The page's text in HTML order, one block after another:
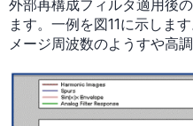
外部再構成フィルタ適用後
ます。一例を図11に示しま
メージ周波数のようすや高